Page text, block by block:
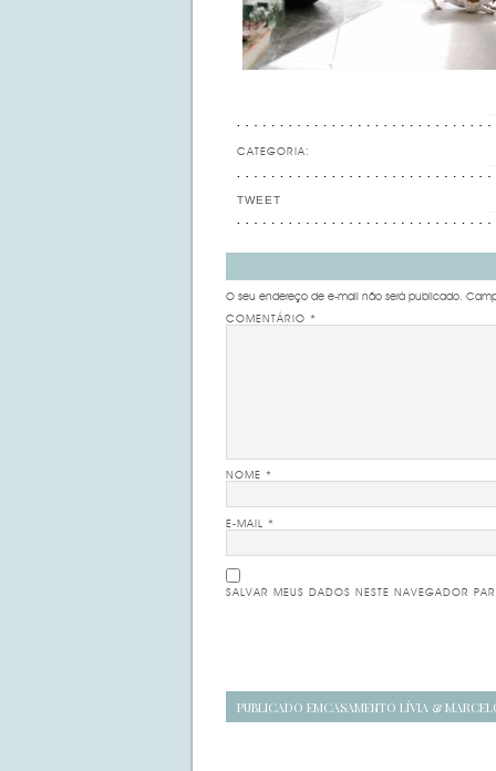
CATEGORIA:
TWEET
O seu endereço de e-mail não será publicado.
COMENTÁRIO *
NOME *
E-MAIL *
SALVAR MEUS DADOS NESTE NAVEGADOR
Navegação
PUBLICADO EMCASAMENTO LÍVIA &